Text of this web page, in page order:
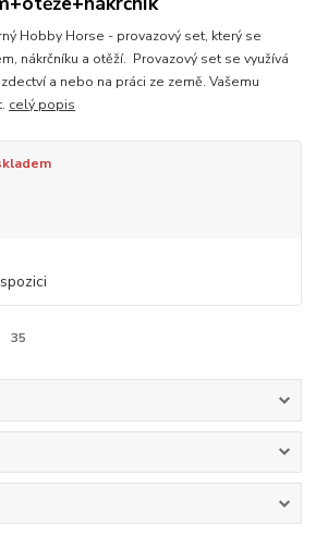
Hobby Horse - provazový set, který se
nákrčníku a otěží. Provazový set se využívá
a nebo na práci ze země. Vašemu
celý popis
35